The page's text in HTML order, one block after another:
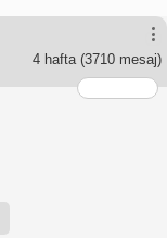
4 hafta(3710 mesaj)